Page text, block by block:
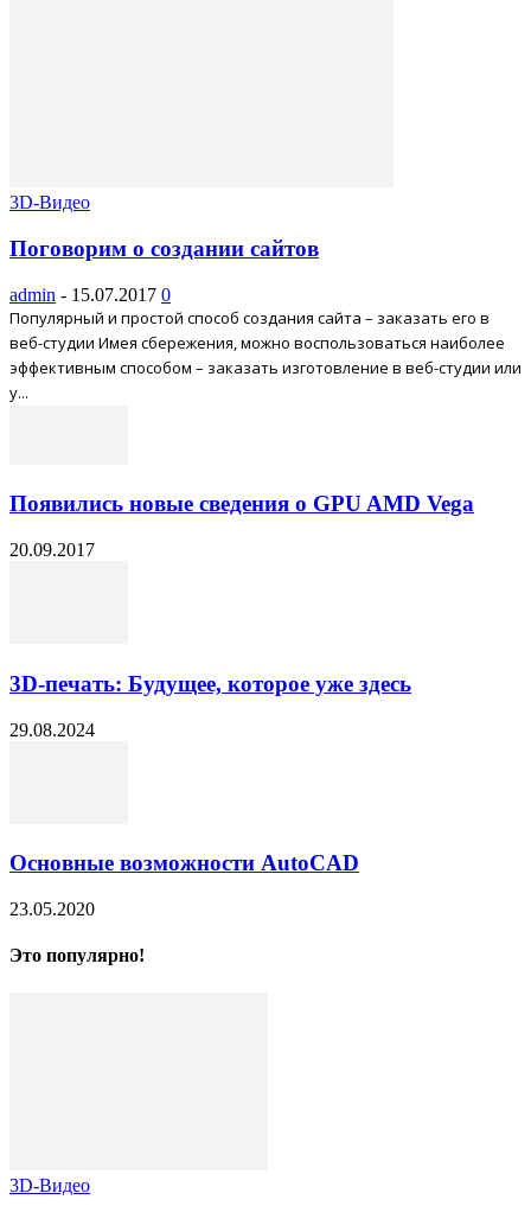
3D-Видео
Поговорим о создании сайтов
admin - 15.07.2017 0
Популярный и простой способ создания сайта – заказать его в
веб-студии Имея сбережения, можно воспользоваться наиболее
эффективным способом – заказать изготовление в веб-студии или
у...
Появились новые сведения о GPU AMD Vega
20.09.2017
3D-печать: Будущее, которое уже здесь
29.08.2024
Основные возможности AutoCAD
23.05.2020
Это популярно!
3D-Видео